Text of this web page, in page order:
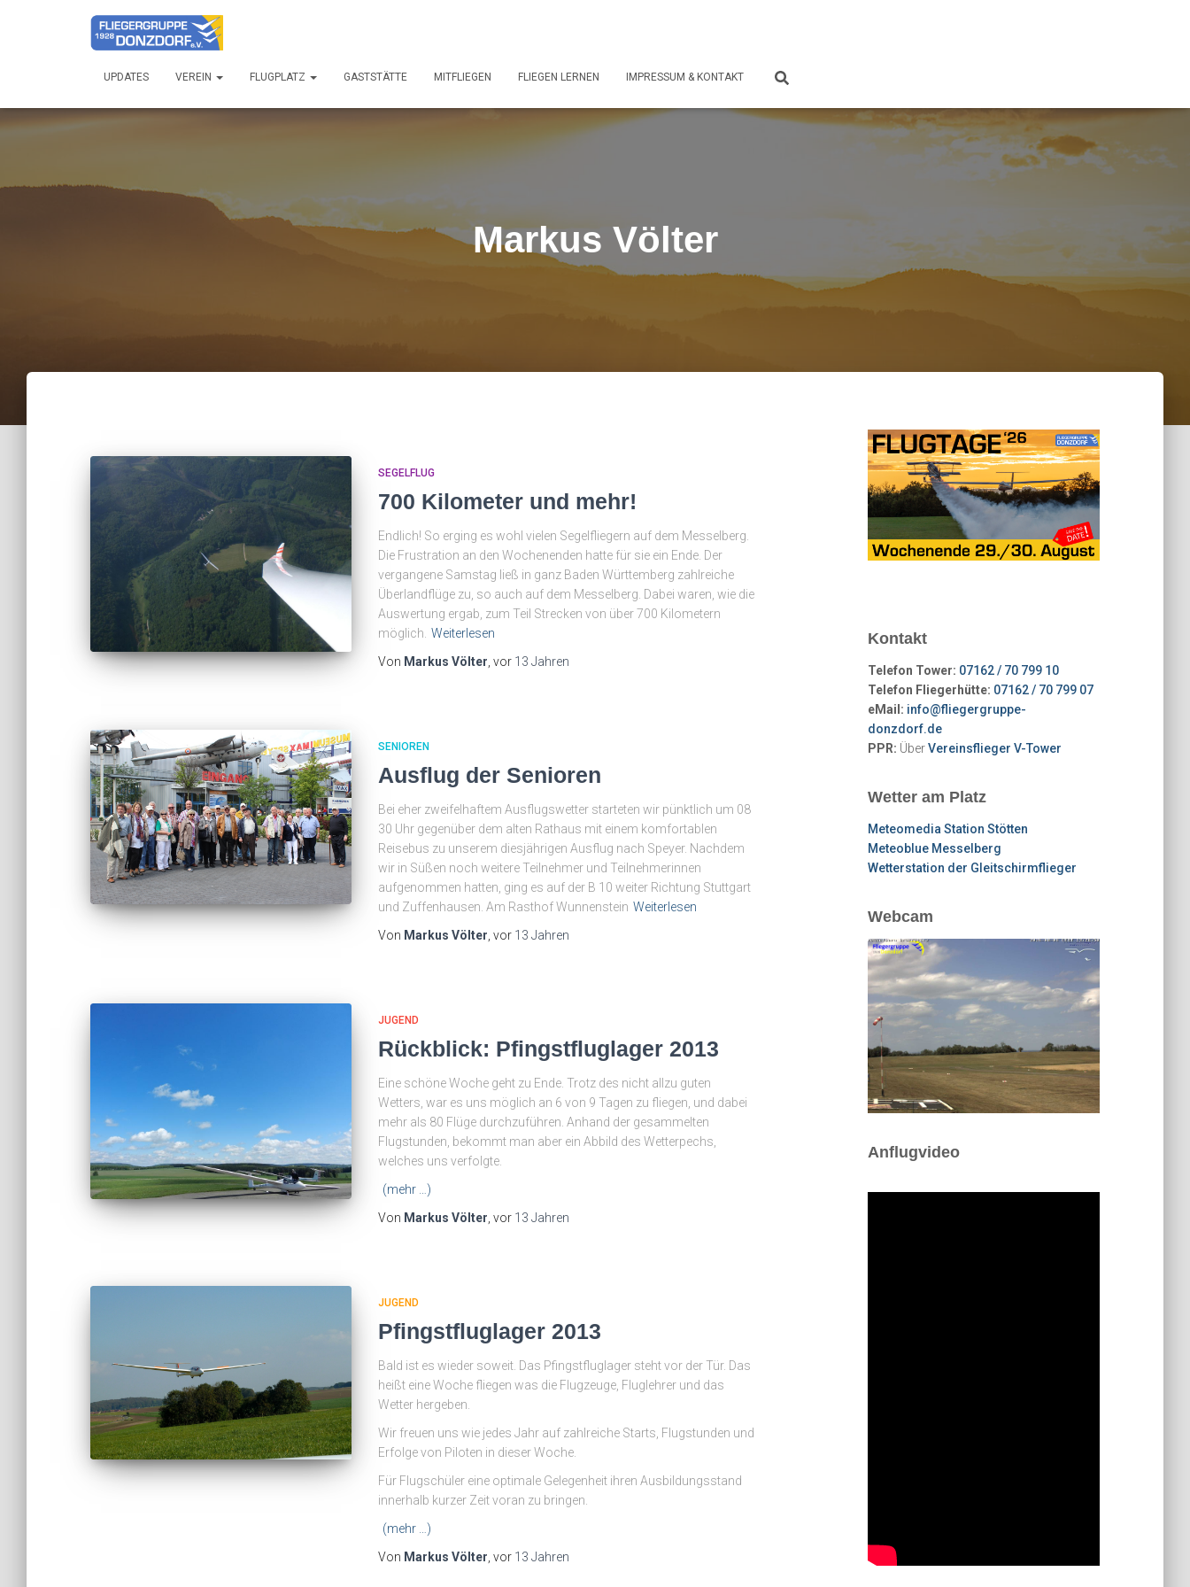
UPDATES VEREIN FLUGPLATZ GASTSTÄTTE MITFLIEGEN FLIEGEN LERNEN IMPRESSUM & KONTAKT
Markus Völter
SEGELFLUG
700 Kilometer und mehr!
Endlich! So erging es wohl vielen Segelfliegern auf dem Messelberg.
Die Frustration an den Wochenenden hatte für sie ein Ende. Der
vergangene Samstag ließ in ganz Baden Württemberg zahlreiche
Überlandflüge zu, so auch auf dem Messelberg. Dabei waren, wie die
Auswertung ergab, zum Teil Strecken von über 700 Kilometern
möglich. Weiterlesen
Von Markus Völter , vor 13 Jahren
SENIOREN
Ausflug der Senioren
Bei eher zweifelhaftem Ausflugswetter starteten wir pünktlich um 08
30 Uhr gegenüber dem alten Rathaus mit einem komfortablen
Reisebus zu unserem diesjährigen Ausflug nach Speyer. Nachdem
wir in Süßen noch weitere Teilnehmer und Teilnehmerinnen
aufgenommen hatten, ging es auf der B 10 weiter Richtung Stuttgart
und Zuffenhausen. Am Rasthof Wunnenstein Weiterlesen
Von Markus Völter , vor 13 Jahren
JUGEND
Rückblick: Pfingstfluglager 2013
Eine schöne Woche geht zu Ende. Trotz des nicht allzu guten
Wetters, war es uns möglich an 6 von 9 Tagen zu fliegen, und dabei
mehr als 80 Flüge durchzuführen. Anhand der gesammelten
Flugstunden, bekommt man aber ein Abbild des Wetterpechs,
welches uns verfolgte.
(mehr …)
Von Markus Völter , vor 13 Jahren
JUGEND
Pfingstfluglager 2013
Bald ist es wieder soweit. Das Pfingstfluglager steht vor der Tür. Das
heißt eine Woche fliegen was die Flugzeuge, Fluglehrer und das
Wetter hergeben.
Wir freuen uns wie jedes Jahr auf zahlreiche Starts, Flugstunden und
Erfolge von Piloten in dieser Woche.
Für Flugschüler eine optimale Gelegenheit ihren Ausbildungsstand
innerhalb kurzer Zeit voran zu bringen.
(mehr …)
Von Markus Völter , vor 13 Jahren
Kontakt
Telefon Tower: 07162 / 70 799 10
Telefon Fliegerhütte: 07162 / 70 799 07
eMail: info@fliegergruppe-
donzdorf.de
PPR: ÜberVereinsflieger V-Tower
Wetter am Platz
Meteomedia Station Stötten
Meteoblue Messelberg
Wetterstation der Gleitschirmflieger
Webcam
Anflugvideo